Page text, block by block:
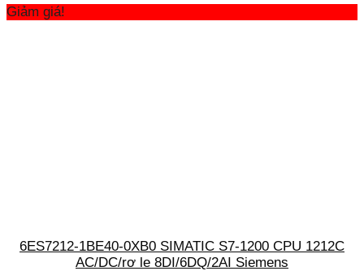
Giảm giá!
6ES7212-1BE40-0XB0 SIMATIC S7-1200 CPU 1212C
AC/DC/rơ le 8DI/6DQ/2AI Siemens